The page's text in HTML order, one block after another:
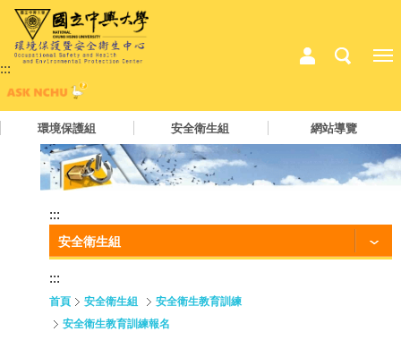
:::
環境保護組 安全衛生組 網站導覽
:::
安全衛生組
:::
首頁 安全衛生組
安全衛生教育訓練
安全衛生教育訓練報名